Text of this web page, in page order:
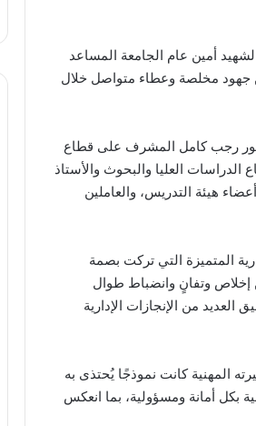
أمين عام الجامعة المساعد
جهود مخلصة وعطاء متواصل خلال
رجب كامل المشرف على قطاع
العليا والبحوث والأستاذ
هيئة التدريس، والعاملين
المتميزة التي تركت بصمة
إخلاص وتفانٍ وانضباط طوال
من الإنجازات الإدارية
المهنية كانت نموذجًا يُحتذى به
بكل أمانة ومسؤولية، بما انعكس